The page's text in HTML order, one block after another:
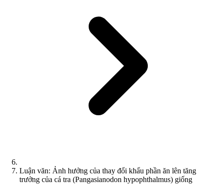
Luận văn: Ảnh hưởng của thay đổi khẩu phần ăn lên tăng
trưởng của cá tra (Pangasianodon hypophthalmus) giống